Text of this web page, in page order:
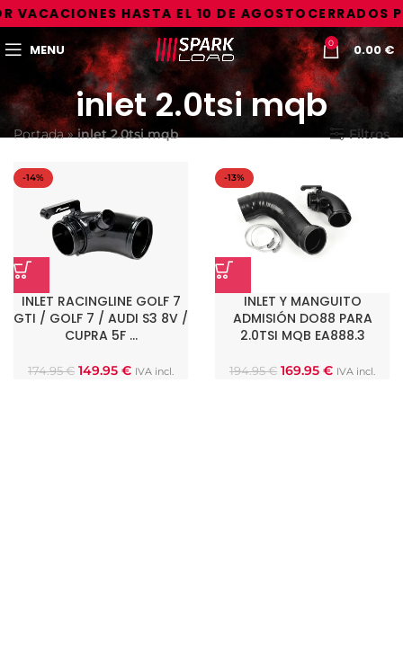
VACACIONES HASTA EL 10 DE AGOSTOCERRADOS
MENU 0 0.00€
inlet 2.0tsi mqb
Portada»inlet 2.0tsi mqb Filtros
-14%
INLET RACINGLINE GOLF 7
GTI / GOLF 7 / AUDI S3 8V /
CUPRA 5F …
174.95€ 149.95 € IVA incl.
-13%
INLET Y MANGUITO
ADMISIÓN DO88 PARA
2.0TSI MQB EA888.3
194.95€ 169.95 € IVA incl.